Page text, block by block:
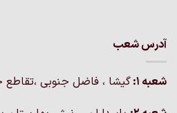
آدرس شعب
شعبه 1:
گيشا ، فاضل جنوبی ،تقاطع